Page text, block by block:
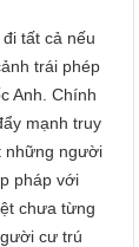
tất cả nếu
trái phép
Anh. Chính
mạnh truy
những người
pháp với
chưa từng
cư trú